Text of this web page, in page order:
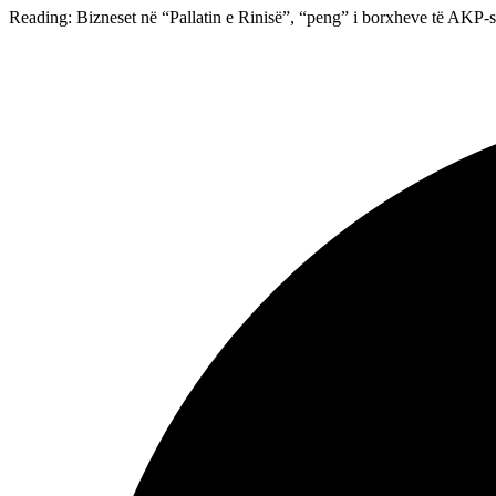
Reading: Bizneset në “Pallatin e Rinisë”, “peng” i borxheve të AKP-